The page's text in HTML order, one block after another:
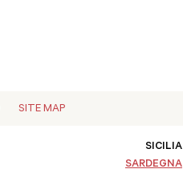
SITE MAP
SICILIA
SARDEGNA